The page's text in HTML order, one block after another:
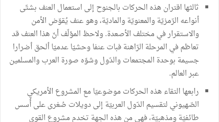
ثالثها اقتران هذه الحركات بالجنوح إلى استعمال العنف بشتّى
أنواعه الرّمزيّة والمعنويّة والماديّة، وهو عنف يُقوّض الأمن
والاستقرار في مختلف الأصعدة. ولاحظ المؤلّف أنّ هذا العنف قد
تعاظم في المرحلة الرّاهنة فبات عنفا وحشيّا عدميّا ألحق أضرارا
جسيمة بوحدة المجتمعات والدّول وشوّه صورة العرب والمسلمين
عبر العالم.
رابعها التقاء هذه الحركات موضوعيّا مع المشروع الأمريكي
الصّهيوني لتقسيم الدّول العربيّة إلى دويلات صُغرى على أُسس
طائفيّة ومذهبيّة، فهي من هذه الجهة تخدم مشروع القوى